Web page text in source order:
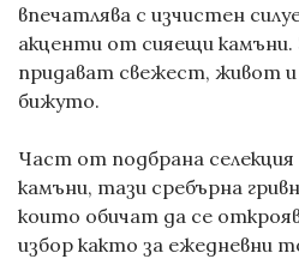
впечатлява с изчистен
акценти от сияещи камъни.
придават свежест, живот
бижуто.
Част от подбрана селекция
камъни, тази сребърна
които обичат да се
избор както за ежедневни